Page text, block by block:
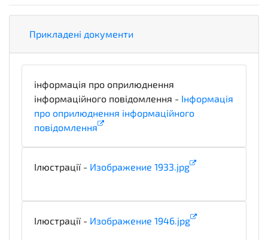
Прикладені документи
інформація про оприлюднення
інформаційного повідомлення - Інформація
про оприлюднення інформаційного
повідомлення
Ілюстрації - Изображение 1933.jpg
Ілюстрації - Изображение 1946.jpg